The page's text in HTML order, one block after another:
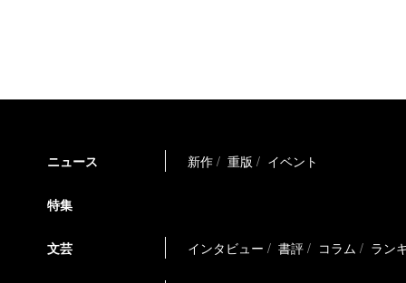
ニュース 新作 重版 イベント
特集
文芸 インタビュー 書評 コラム ラン